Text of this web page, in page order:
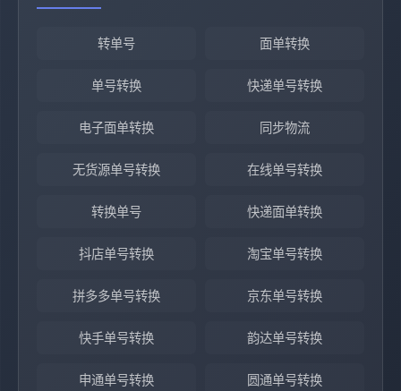
转单号 面单转换
单号转换 快递单号转换
电子面单转换 同步物流
无货源单号转换 在线单号转换
转换单号 快递面单转换
抖店单号转换 淘宝单号转换
拼多多单号转换 京东单号转换
快手单号转换 韵达单号转换
申通单号转换 圆通单号转换